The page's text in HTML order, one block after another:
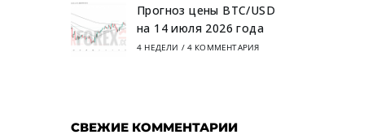
Прогноз цены BTC/USD
на 14 июля 2026 года
4 НЕДЕЛИ / 4 КОММЕНТАРИЯ
СВЕЖИЕ КОММЕНТАРИИ